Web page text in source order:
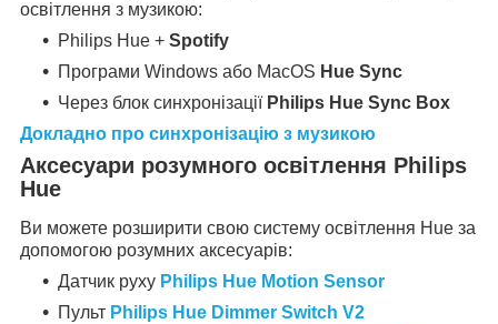
освітлення з музикою:
Philips Hue + Spotify
Програми Windows або MacOS Hue Sync
Через блок синхронізації Philips Hue Sync Box
Докладно про синхронізацію з музикою
Аксесуари розумного освітлення Philips
Hue
Ви можете розширити свою систему освітлення Hue за
допомогою розумних аксесуарів:
Датчик руху Philips Hue Motion Sensor
Пульт Philips Hue Dimmer Switch V2